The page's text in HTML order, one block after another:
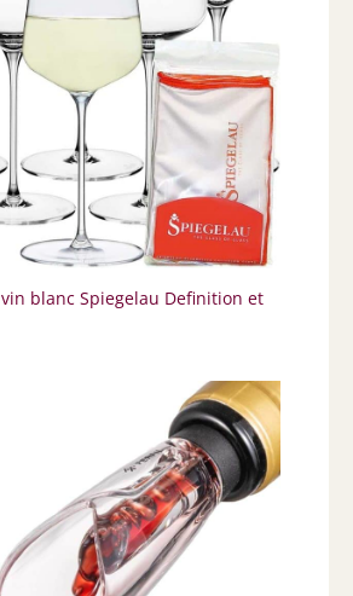
blanc Spiegelau Definition et